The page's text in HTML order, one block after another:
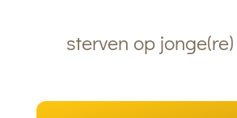
sterven op